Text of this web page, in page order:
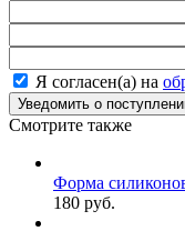
Я согласен(а) на
Уведомить о
Смотрите также
Форма
180 руб.